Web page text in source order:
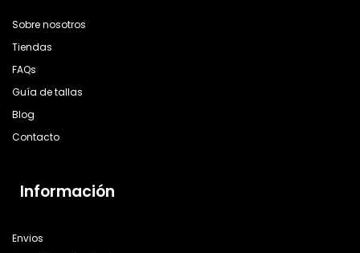
Sobre nosotros
Tiendas
FAQs
Guía de tallas
Blog
Contacto
Información
Envios